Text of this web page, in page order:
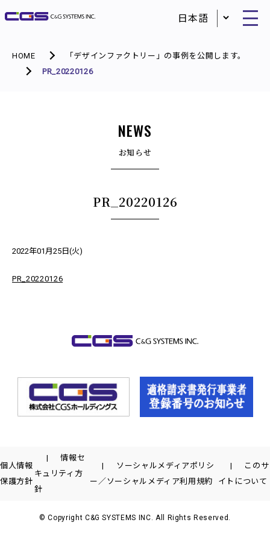
HOME
「デザインファクトリー」の事例を公開します。
PR_20220126
NEWS
お知らせ
PR_20220126
2022年01月25日(火)
PR_20220126
個人情報
保護方針
情報セ
キュリティ方
針
ソーシャルメディアポリシ
ー／ソーシャルメディア利用規約
このサ
イトについて
© Copyright C&G SYSTEMS INC. All Rights Reserved.